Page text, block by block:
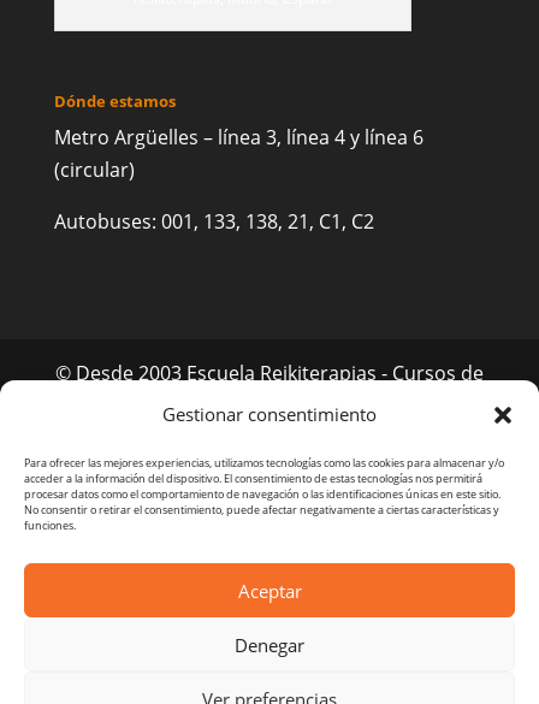
Gestionar consentimiento
Para ofrecer las mejores experiencias, utilizamos tecnologías como las cookies para almacenar y/o
acceder a la información del dispositivo. El consentimiento de estas tecnologías nos permitirá
procesar datos como el comportamiento de navegación o las identificaciones únicas en este sitio.
No consentir o retirar el consentimiento, puede afectar negativamente a ciertas características y
funciones.
Aceptar
Denegar
Ver preferencias
© Desde 2003 Escuela Reikiterapias - Cursos de
Reiki en Madrid. Todos los derechos
UA-134127158-1